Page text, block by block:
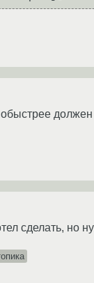
сделать, но